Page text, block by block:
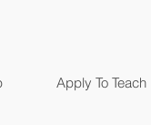
Apply To Teach